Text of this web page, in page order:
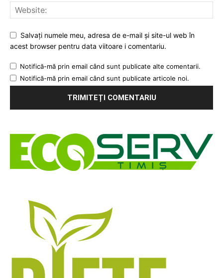
Salvați numele meu, adresa de e-mail și site-ul web în
acest browser pentru data viitoare i comentariu.
Notifică-mă prin email când sunt publicate alte comentarii.
Notifică-mă prin email când sunt publicate articole noi.